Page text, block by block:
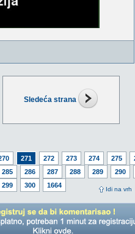
Sledeća strana
271 272 273 274 275
285 286 287 288 289
290
299 300 1664
Idi na vrh